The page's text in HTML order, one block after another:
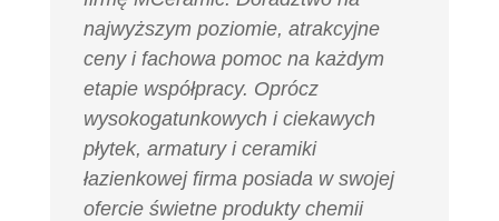
najwyższym poziomie, atrakcyjne
ceny i fachowa pomoc na każdym
etapie współpracy. Oprócz
wysokogatunkowych i ciekawych
płytek, armatury i ceramiki
łazienkowej firma posiada w swojej
ofercie świetne produkty chemii